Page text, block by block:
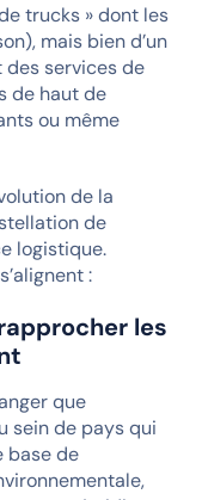
trucks » dont les
mais bien d’un
des services de
de haut de
ou même
de la
de
logistique.
:
les
que
sein de pays qui
base de